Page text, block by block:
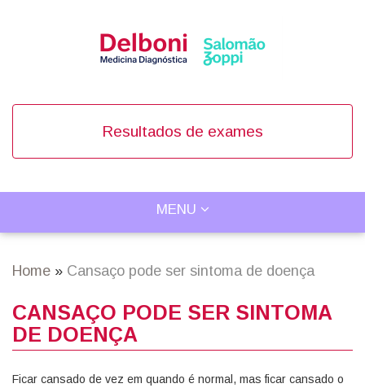
Resultados de exames
TOGGLE
MENU
Home Cansaço pode ser sintoma de doença
CANSAÇO PODE SER SINTOMA
DE DOENÇA
Ficar cansado de vez em quando é normal, mas ficar cansado o